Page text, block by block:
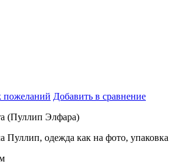
пожеланий Добавить в сравнение
(Пуллип Элфара)
Пуллип, одежда как на фото, упаковка